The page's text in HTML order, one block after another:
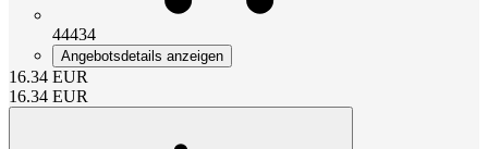
44434
Angebotsdetails anzeigen
16.34 EUR
16.34 EUR